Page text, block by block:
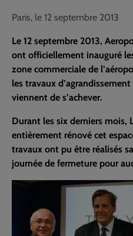
Paris, le 12 septembre 2013
Le 12 septembre 2013,
ont officiellement inauguré
zone commerciale de
les travaux
viennent de s’achever.
Durant les six derniers mois,
entièrement rénové cet
travaux ont pu être réalisés
journée de fermeture pour